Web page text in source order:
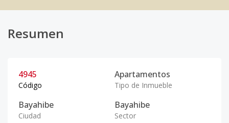
Resumen
4945
Código
Apartamentos
Tipo de Inmueble
Bayahibe
Ciudad
Bayahibe
Sector